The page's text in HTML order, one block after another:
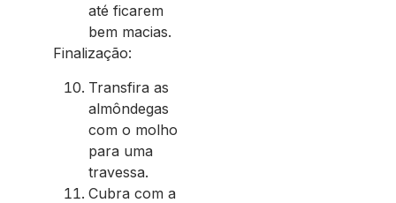
até ficarem
bem macias.
Finalização:
Transfira as
almôndegas
com o molho
para uma
travessa.
Cubra com a